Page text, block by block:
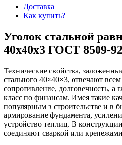
Доставка
Как купить?
Уголок стальной
40х40х3 ГОСТ 8509-
Технические свойства,
стального 40×40×3, отвечают
сопротивление, долговечность, а
класс по финансам. Имея такие
популярным в строительстве и в
армирование фундамента,
устройство теплиц. В
соединяют сваркой или